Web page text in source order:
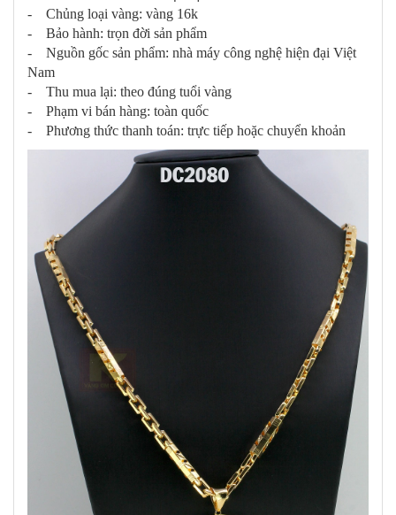
- Chủng loại vàng: vàng 16k
- Bảo hành: trọn đời sản phẩm
- Nguồn gốc sản phẩm: nhà máy công nghệ hiện đại Việt
Nam
- Thu mua lại: theo đúng tuổi vàng
- Phạm vi bán hàng: toàn quốc
- Phương thức thanh toán: trực tiếp hoặc chuyển khoản